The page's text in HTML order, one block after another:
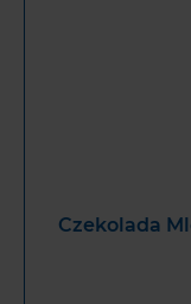
Czekolada